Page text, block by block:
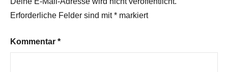
Erforderliche Felder sind mit* markiert
Kommentar *